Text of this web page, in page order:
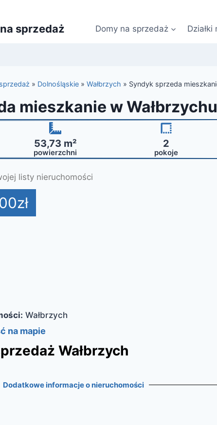
sprzedaż Domy na sprzedaż
» Dolnośląskie » Wałbrzych » Syndyk sprzeda
mieszkanie w Wałbrzychu
53,73 m²
powierzchni
2
pokoje
zł
listy nieruchomości
Wałbrzych
na mapie
Wałbrzych
Dodatkowe informacje o nieruchomości